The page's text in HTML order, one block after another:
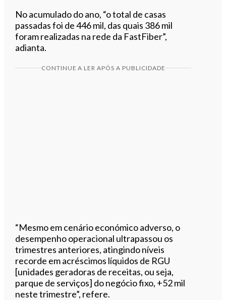
No acumulado do ano, “o total de casas
passadas foi de 446 mil, das quais 386 mil
foram realizadas na rede da FastFiber”,
adianta.
CONTINUE A LER APÓS A PUBLICIDADE
“Mesmo em cenário económico adverso, o
desempenho operacional ultrapassou os
trimestres anteriores, atingindo níveis
recorde em acréscimos líquidos de RGU
[unidades geradoras de receitas, ou seja,
parque de serviços] do negócio fixo, +52 mil
neste trimestre”, refere.